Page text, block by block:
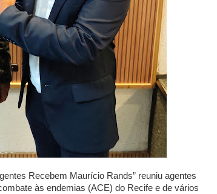
Recebem Maurício Rands” reuniu agentes
às endemias (ACE) do Recife e de vários